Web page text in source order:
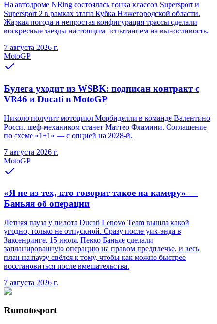
На автодроме NRing состоялась гонка классов Supersport и
Supersport 2 в рамках этапа Кубка Нижегородской области.
Жаркая погода и непростая конфигурация трассы сделали
воскресные заезды настоящим испытанием на выносливость.
7 августа 2026 г.
MotoGP
Булега уходит из WSBK: подписан контракт с
VR46 и Ducati в MotoGP
Николо получит мотоцикл Морбиделли в команде Валентино
Росси, шеф-механиком станет Маттео Фламини. Соглашение
по схеме «1+1» — с опцией на 2028-й.
7 августа 2026 г.
MotoGP
«Я не из тех, кто говорит такое на камеру» —
Баньяя об операции
Летняя пауза у пилота Ducati Lenovo Team вышла какой
угодно, только не отпускной. Сразу после уик-энда в
Заксенринге, 15 июля, Пекко Баньяе сделали
запланированную операцию на правом предплечье, и весь
план на паузу свёлся к тому, чтобы как можно быстрее
восстановиться после вмешательства.
7 августа 2026 г.
Rumotosport